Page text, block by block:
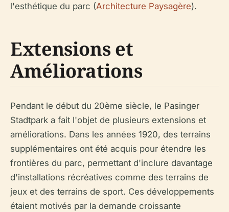
l'esthétique du parc (Architecture Paysagère).
Extensions et
Améliorations
Pendant le début du 20ème siècle, le Pasinger
Stadtpark a fait l'objet de plusieurs extensions et
améliorations. Dans les années 1920, des terrains
supplémentaires ont été acquis pour étendre les
frontières du parc, permettant d'inclure davantage
d'installations récréatives comme des terrains de
jeux et des terrains de sport. Ces développements
étaient motivés par la demande croissante